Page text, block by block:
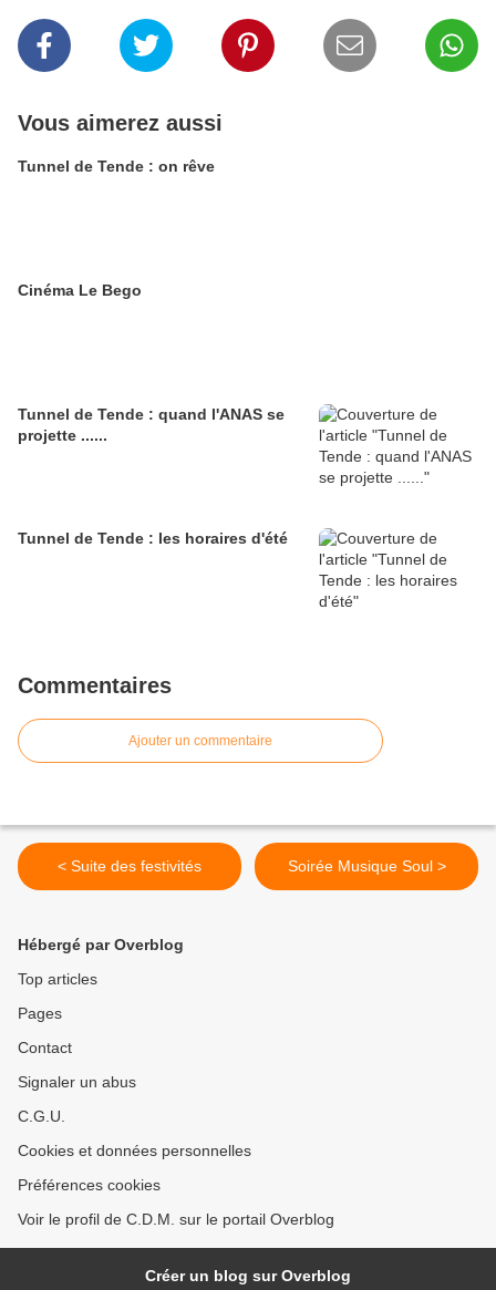
Vous aimerez aussi
Tunnel de Tende : on rêve
Cinéma Le Bego
Tunnel de Tende : quand l'ANAS se
projette ......
Tunnel de Tende : les horaires d'été
Commentaires
Ajouter un commentaire
< Suite des festivités Soirée Musique Soul >
Hébergé par Overblog
Top articles
Pages
Contact
Signaler un abus
C.G.U.
Cookies et données personnelles
Préférences cookies
Voir le profil de C.D.M. sur le portail Overblog
Créer un blog sur Overblog